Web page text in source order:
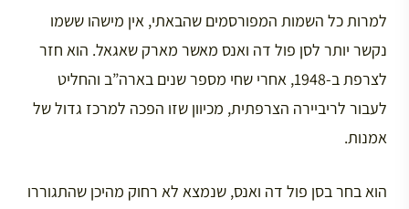
למרות כל השמות המפורסמים שהבאתי, אין מישהו ששמו
נקשר יותר לסן פול דה ואנס מאשר מארק שאגאל. הוא חזר
לצרפת ב-1948, אחרי שחי מספר שנים בארה”ב והחליט
לעבור לריביירה הצרפתית, מכיוון שזו הפכה למרכז גדול של
אמנות.
הוא בחר בסן פול דה ואנס, שנמצא לא רחוק מהיכן שהתגוררו